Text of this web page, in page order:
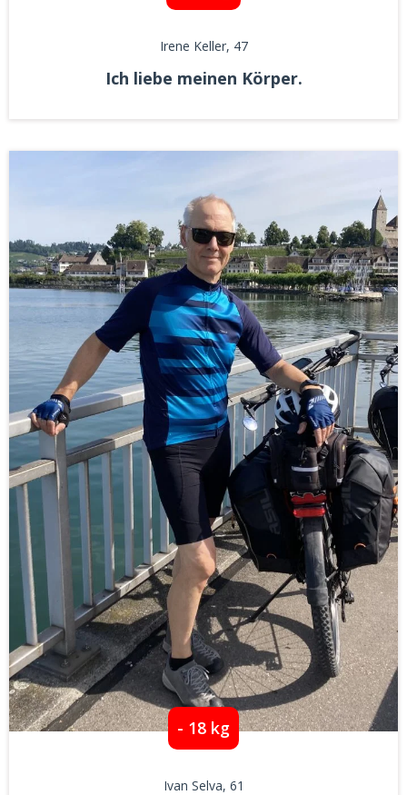
Irene Keller, 47
Ich liebe meinen Körper.
- 18 kg
Ivan Selva, 61